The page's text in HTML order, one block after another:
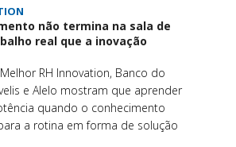
não termina na sala de
real que a inovação
RH Innovation, Banco do
e Alelo mostram que aprender
quando o conhecimento
a rotina em forma de solução